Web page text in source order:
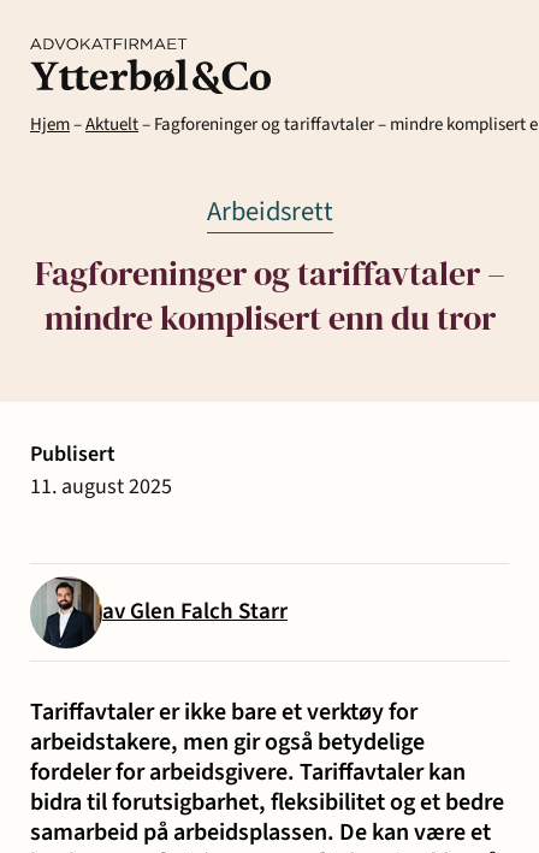
Hjem–Aktuelt–Fagforeninger og tariffavtaler – mindre komplisert
Arbeidsrett
Fagforeninger og tariffavtaler –
mindre komplisert enn du tror
Publisert
11. august 2025
av Glen Falch Starr
Tariffavtaler er ikke bare et verktøy for
arbeidstakere, men gir også betydelige
fordeler for arbeidsgivere. Tariffavtaler kan
bidra til forutsigbarhet, fleksibilitet og et bedre
samarbeid på arbeidsplassen. De kan være et
Kompetanse
Arbeidsrett
Arv
ogogog
Entreprise
-
og
anlegg
Erstatning
og
sykdom
Familie
Forbrukersaker
Konkurs
Offentlige
Selskapsrett
Skatt
Strafferett
Transaksjoner
Menneskene
Om
og miljø